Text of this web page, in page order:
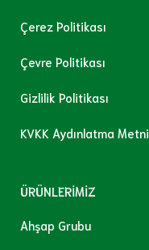
Çerez Politikası
Çevre Politikası
Gizlilik Politikası
KVKK Aydınlatma Metni
ÜRÜNLERİMİZ
Ahşap Grubu